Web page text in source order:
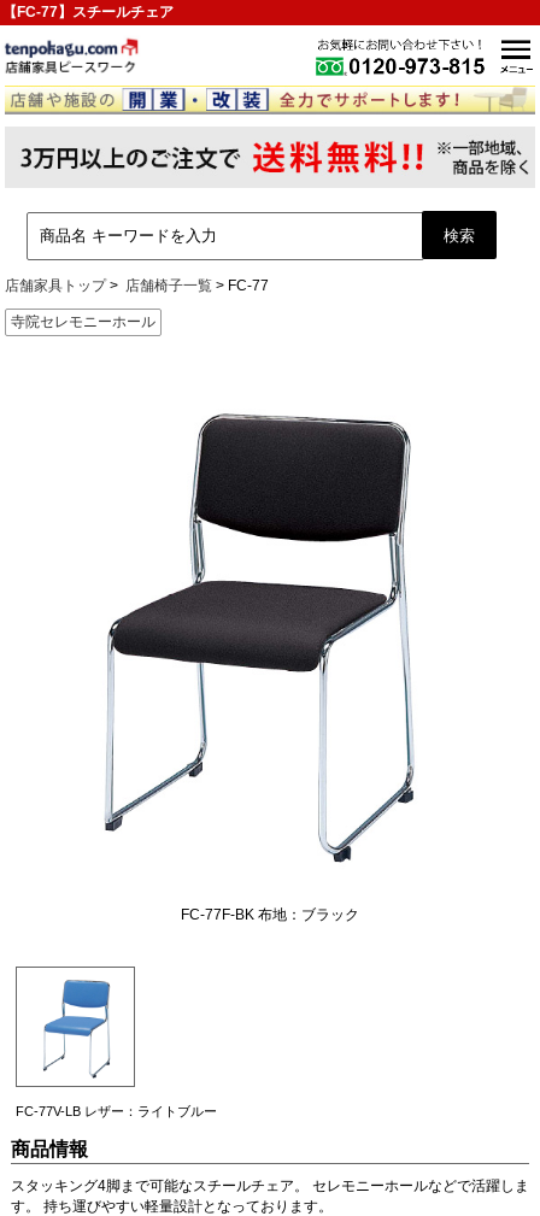
【FC-77】スチールチェア
店舗家具トップ 店舗椅子一覧 FC-77
寺院セレモニーホール
FC-77F-BK 布地：ブラック
FC-77V-LB レザー：ライトブルー
商品情報
スタッキング4脚まで可能なスチールチェア。 セレモニーホールなどで活躍しま
す。 持ち運びやすい軽量設計となっております。